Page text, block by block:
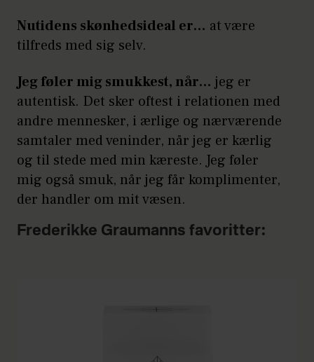
Nutidens skønhedsideal er… at være
tilfreds med sig selv.
Jeg føler mig smukkest, når… jeg er
autentisk. Det sker oftest i relationen med
andre mennesker, i ærlige og nærværende
samtaler med veninder, når jeg er kærlig
og til stede med min kæreste. Jeg føler
mig også smuk, når jeg får komplimenter,
der handler om mit væsen.
Frederikke Graumanns favoritter: